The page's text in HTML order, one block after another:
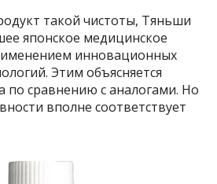
такой чистоты, Тяньши
японское медицинское
инновационных
Этим объясняется
по сравнению с аналогами. Но
вполне соответствует